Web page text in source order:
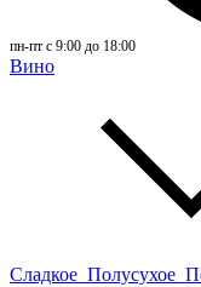
пн-пт с 9:00 до 18:00
Вино
Сладкое Полусухое